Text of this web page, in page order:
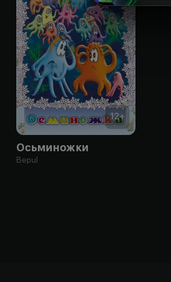
12+
Осьминожки
Bepul